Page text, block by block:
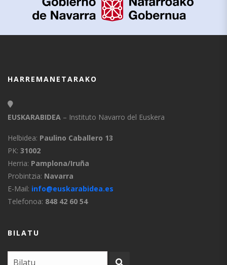
HARREMANETARAKO
EUSKARABIDEA – Instituto Navarro del Euskera
Helbidea: Paulino Caballero 13
PK: 31002
Herria: Pamplona/Iruña
Probintzia: Navarra
E-Mail: info@euskarabidea.es
Telefonoa: 848 42 60 54
BILATU